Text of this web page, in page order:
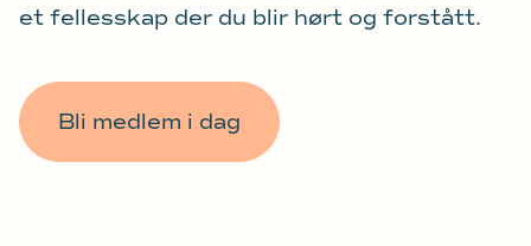
et fellesskap der du blir hørt og forstått.
Bli medlem i dag